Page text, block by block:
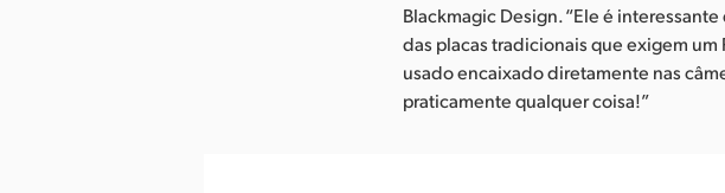
Blackmagic Design. “Ele é
das placas tradicionais que exigem
usado encaixado diretamente nas
praticamente qualquer coisa!”